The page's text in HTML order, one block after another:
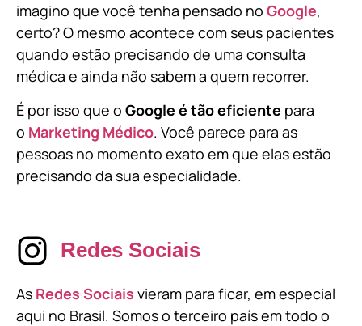
imagino que você tenha pensado no Google,
certo? O mesmo acontece com seus pacientes
quando estão precisando de uma consulta
médica e ainda não sabem a quem recorrer.
É por isso que o Google é tão eficiente para
o Marketing Médico. Você parece para as
pessoas no momento exato em que elas estão
precisando da sua especialidade.
Redes Sociais
As Redes Sociais vieram para ficar, em especial
aqui no Brasil. Somos o terceiro país em todo o